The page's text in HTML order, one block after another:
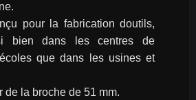
pour la fabrication doutils,
bien dans les centres de
que dans les usines et
de la broche de 51 mm.